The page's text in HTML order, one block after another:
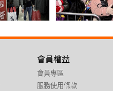
會員權益
會員專區
服務使用條款